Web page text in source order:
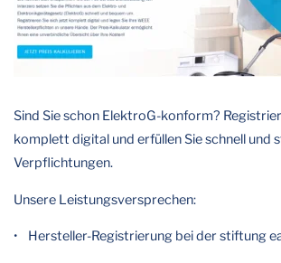
Sind Sie schon ElektroG-konform?
komplett digital und erfüllen Sie schnell und
Verpflichtungen.
Unsere Leistungsversprechen:
• Hersteller-Registrierung bei der stiftung